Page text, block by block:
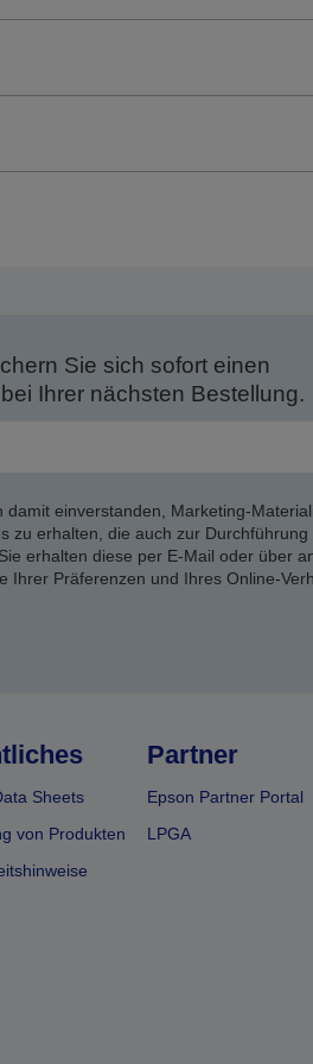
Sie sich sofort einen
Ihrer nächsten Bestellung.
einverstanden, Marketing-
zu erhalten, die auch zur Durchführung
erhalten diese per E-Mail oder über
Ihrer Präferenzen und Ihres Online-
Sheets
von Produkten
Partner
Epson Partner Portal
LPGA